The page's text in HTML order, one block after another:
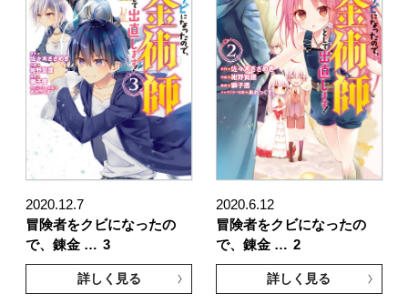
2020.12.7
冒険者をクビになったの
で、錬金 … 3
詳しく見る
2020.6.12
冒険者をクビになったの
で、錬金 … 2
詳しく見る